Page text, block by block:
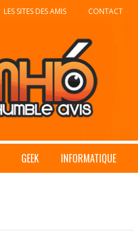
LES SITES DES AMIS CONTACT
GEEK INFORMATIQUE